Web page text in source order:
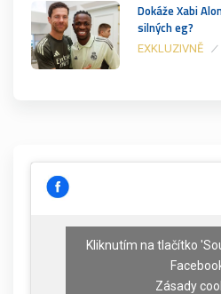
Dokáže Xabi
silných eg?
EXKLUZIVNĚ
Kliknutím na tlačítko
Zásady